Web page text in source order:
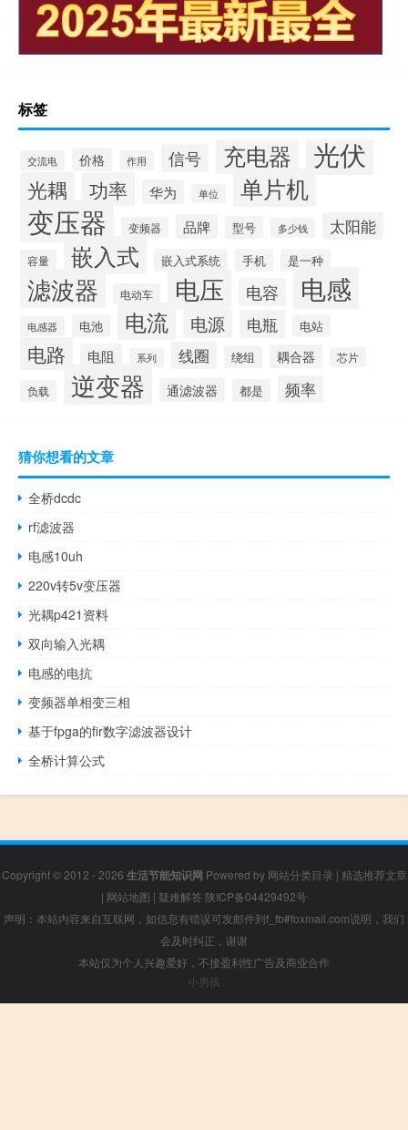
标签
交流电 价格 作用 信号 充电器 光伏
光耦 功率 华为 单位 单片机
变压器 变频器 品牌 型号 多少钱 太阳能
容量 嵌入式 嵌入式系统 手机 是一种
滤波器 电动车 电压 电容 电感
电感器 电池 电流 电源 电瓶 电站
电路 电阻 系列 线圈 绕组 耦合器 芯片
负载 逆变器 通滤波器 都是 频率
猜你想看的文章
全桥dcdc
rf滤波器
电感10uh
220v转5v变压器
光耦p421资料
双向输入光耦
电感的电抗
变频器单相变三相
基于fpga的fir数字滤波器设计
全桥计算公式
Copyright © 2012 - 2026 生活节能知识网 Powered by 网站分类目录 | 精选推荐文章
| 网站地图 | 疑难解答 陕ICP备04429492号
声明：本站内容来自互联网，如信息有错误可发邮件到f_fb#foxmail.com说明，我们
会及时纠正，谢谢
本站仅为个人兴趣爱好，不接盈利性广告及商业合作
小男孩